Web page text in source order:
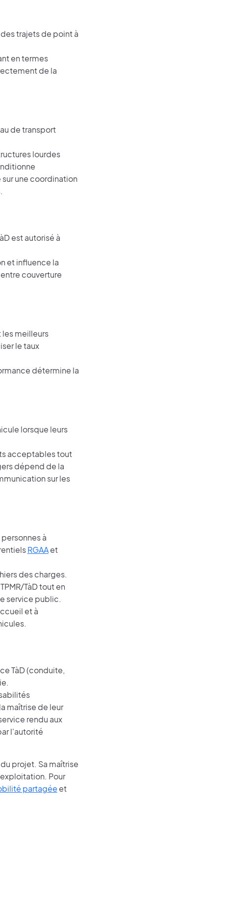
trajets de point à
en termes
de la
de transport
lourdes
une coordination
est autorisé à
et influence la
couverture
meilleurs
le taux
détermine la
lorsque leurs
acceptables tout
dépend de la
sur les
à
RGAAet
des charges.
TàD tout en
service public.
et à
TàD (conduite,
maîtrise de leur
rendu aux
l'autorité
projet. Sa maîtrise
Pour
partagée et